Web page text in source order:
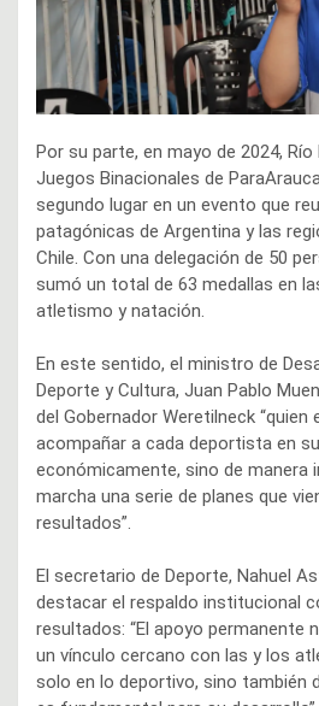
Por su parte, en mayo de 2024,
Juegos Binacionales de
segundo lugar en un evento que
patagónicas de Argentina y las
Chile. Con una delegación de 50
sumó un total de 63 medallas en
atletismo y natación.
En este sentido, el ministro de
Deporte y Cultura, Juan Pablo
del Gobernador Weretilneck “quien
acompañar a cada deportista en
económicamente, sino de manera
marcha una serie de planes que
resultados”.
El secretario de Deporte, Nahuel
destacar el respaldo institucional
resultados: “El apoyo permanente
un vínculo cercano con las y los
solo en lo deportivo, sino también